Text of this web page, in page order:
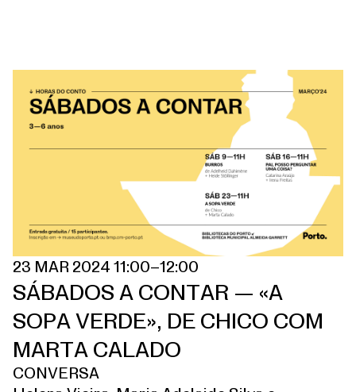
23 MAR 2024 11:00–12:00
SÁBADOS A CONTAR — «A
SOPA VERDE», DE CHICO COM
MARTA CALADO
CONVERSA